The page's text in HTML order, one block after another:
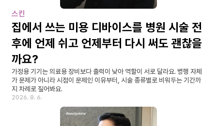
스킨
집에서 쓰는 미용 디바이스를 병원 시술 전
후에 언제 쉬고 언제부터 다시 써도 괜찮을
까요?
가정용 기기는 의료용 장비보다 출력이 낮아 역할이 서로 달라요. 병행 자체
가 문제가 아니라 시점이 문제인 이유부터, 시술 종류별로 비워두는 기간까
지 차례로 짚어봐요.
2026. 8. 6.